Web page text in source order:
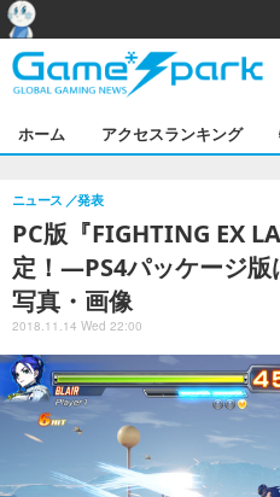
ホーム アクセスランキング
PC版『FIGHTING EX
定！―PS4パッケージ版
写真・画像
ニュース 発表
2018.11.14 Wed 22:00